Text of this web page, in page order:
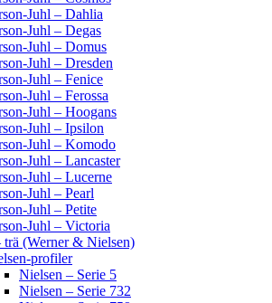
Juhl – Dahlia
Juhl – Degas
Juhl – Domus
Juhl – Dresden
Juhl – Fenice
Juhl – Ferossa
Juhl – Hoogans
Juhl – Ipsilon
Juhl – Komodo
Juhl – Lancaster
Juhl – Lucerne
Juhl – Pearl
Juhl – Petite
Juhl – Victoria
trä (Werner & Nielsen)
profiler
Nielsen – Serie 5
Nielsen – Serie 732